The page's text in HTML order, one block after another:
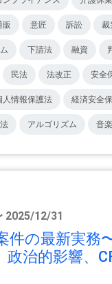
販 意匠 訴訟 裁
下請法 融資
民法 法改正 安全
人情報保護法 経済安全
アルゴリズム 音楽
2025/12/31
件の最新実務
政治的影響、